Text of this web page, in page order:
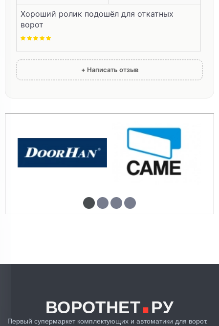
Хороший ролик подошёл для откатных
ворот
проверен
✓ Покупатель
проверен
12.10.2025
+ Написать отзыв
ВОРОТНЕТ.РУ
Первый супермаркет комплектующих и автоматики для ворот.